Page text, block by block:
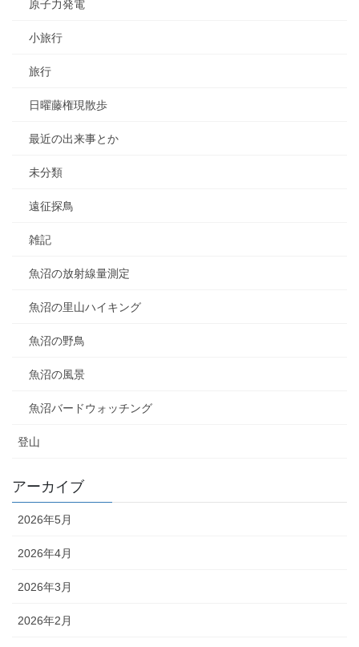
原子力発電
小旅行
旅行
日曜藤権現散歩
最近の出来事とか
未分類
遠征探鳥
雑記
魚沼の放射線量測定
魚沼の里山ハイキング
魚沼の野鳥
魚沼の風景
魚沼バードウォッチング
登山
アーカイブ
2026年5月
2026年4月
2026年3月
2026年2月